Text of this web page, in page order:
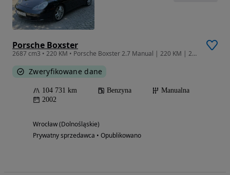
Porsche Boxster
2687 cm3 • 220 KM • Porsche Boxster 2.7 Manual | 220 KM | 2002 r. | Hardtop | od 8 lat
Zweryfikowane dane
104 731 km Benzyna
Manualna
2002
Wrocław (Dolnośląskie)
Prywatny sprzedawca • Opublikowano